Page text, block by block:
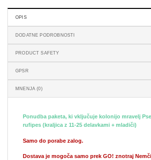
OPIS
DODATNE PODROBNOSTI
PRODUCT SAFETY
GPSR
MNENJA (0)
Ponudba paketa, ki vključuje kolonijo mravelj
rufipes (kraljica z 11-25 delavkami + mladiči)
Samo do porabe zalog.
Dostava je mogoča samo prek GO! znotraj